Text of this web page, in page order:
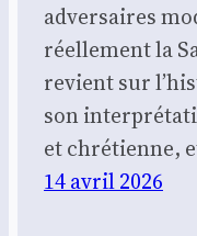
adversaires
réellement la
revient sur
son
et chrétienne,
14 avril 2026